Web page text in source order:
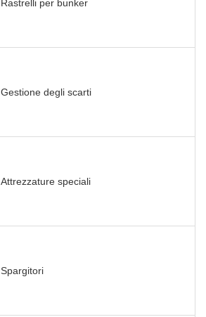
Rastrelli per bunker
Gestione degli scarti
Attrezzature speciali
Spargitori